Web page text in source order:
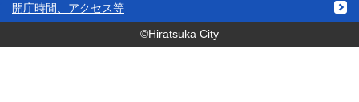
開庁時間、アクセス等
©Hiratsuka City